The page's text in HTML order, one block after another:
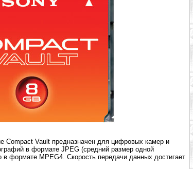
Compact Vault предназначен для цифровых камер и
в формате JPEG (средний размер одной
формате MPEG4. Скорость передачи данных достигает